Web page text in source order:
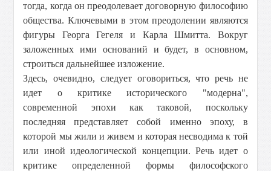
тогда, когда он преодолевает договорную философию
общества. Ключевыми в этом преодолении являются
фигуры Георга Гегеля и Карла Шмитта. Вокруг
заложенных ими оснований и будет, в основном,
строиться дальнейшее изложение.
Здесь, очевидно, следует оговориться, что речь не
идет о критике исторического "модерна",
современной эпохи как таковой, поскольку
последняя представляет собой именно эпоху, в
которой мы жили и живем и которая несводима к той
или иной идеологической концепции. Речь идет о
критике определенной формы философского